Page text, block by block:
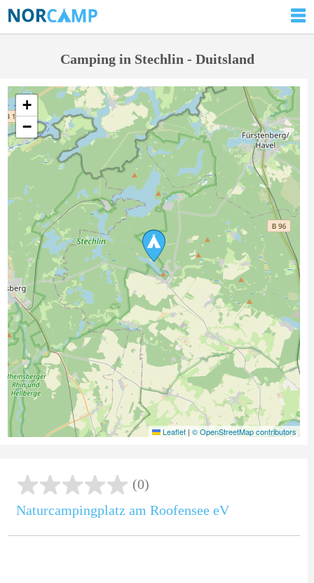
Camping in Stechlin - Duitsland
+
−
Leaflet | © OpenStreetMap contributors
(0)
Naturcampingplatz am Roofensee eV